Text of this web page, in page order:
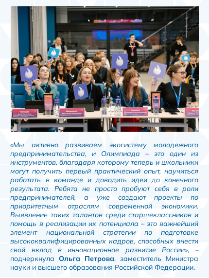
«Мы активно развиваем экосистему молодежного
предпринимательства, и Олимпиада – это один из
инструментов, благодаря которому теперь и школьники
могут получить первый практический опыт, научиться
работать в команде и доводить идеи до конечного
результата. Ребята не просто пробуют себя в роли
предпринимателей, а уже создают проекты по
приоритетным отраслям современной экономики.
Выявление таких талантов среди старшеклассников и
помощь в реализации их потенциала – это важнейший
элемент национальной стратегии по подготовке
высококвалифицированных кадров, способных внести
свой вклад в инновационное развитие России», –
подчеркнулаОльга Петрова, заместитель Министра
науки и высшего образования Российской Федерации.